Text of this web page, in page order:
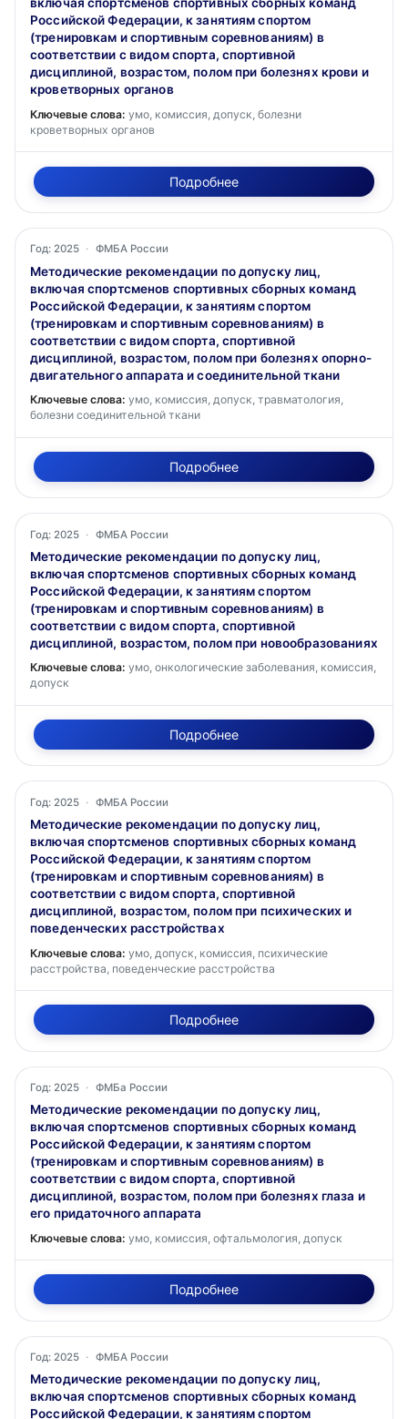
включая спортсменов спортивных сборных команд
Российской Федерации, к занятиям спортом
(тренировкам и спортивным соревнованиям) в
соответствии с видом спорта, спортивной
дисциплиной, возрастом, полом при болезнях крови и
кроветворных органов
Ключевые слова: умо, комиссия, допуск, болезни
кроветворных органов
Подробнее
Год: 2025 · ФМБА России
Методические рекомендации по допуску лиц,
включая спортсменов спортивных сборных команд
Российской Федерации, к занятиям спортом
(тренировкам и спортивным соревнованиям) в
соответствии с видом спорта, спортивной
дисциплиной, возрастом, полом при болезнях опорно-
двигательного аппарата и соединительной ткани
Ключевые слова: умо, комиссия, допуск, травматология,
болезни соединительной ткани
Подробнее
Год: 2025 · ФМБА России
Методические рекомендации по допуску лиц,
включая спортсменов спортивных сборных команд
Российской Федерации, к занятиям спортом
(тренировкам и спортивным соревнованиям) в
соответствии с видом спорта, спортивной
дисциплиной, возрастом, полом при новообразованиях
Ключевые слова: умо, онкологические заболевания, комиссия,
допуск
Подробнее
Год: 2025 · ФМБА России
Методические рекомендации по допуску лиц,
включая спортсменов спортивных сборных команд
Российской Федерации, к занятиям спортом
(тренировкам и спортивным соревнованиям) в
соответствии с видом спорта, спортивной
дисциплиной, возрастом, полом при психических и
поведенческих расстройствах
Ключевые слова: умо, допуск, комиссия, психические
расстройства, поведенческие расстройства
Подробнее
Год: 2025 · ФМБа России
Методические рекомендации по допуску лиц,
включая спортсменов спортивных сборных команд
Российской Федерации, к занятиям спортом
(тренировкам и спортивным соревнованиям) в
соответствии с видом спорта, спортивной
дисциплиной, возрастом, полом при болезнях глаза и
его придаточного аппарата
Ключевые слова: умо, комиссия, офтальмология, допуск
Подробнее
Год: 2025 · ФМБА России
Методические рекомендации по допуску лиц,
включая спортсменов спортивных сборных команд
Российской Федерации, к занятиям спортом